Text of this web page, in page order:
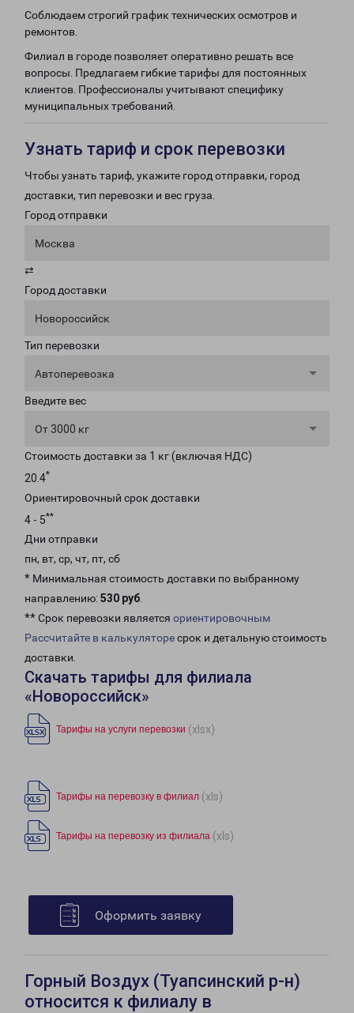
Соблюдаем строгий график технических осмотров и
ремонтов.
Филиал в городе позволяет оперативно решать все
вопросы. Предлагаем гибкие тарифы для постоянных
клиентов. Профессионалы учитывают специфику
муниципальных требований.
Узнать тариф и срок перевозки
Чтобы узнать тариф, укажите город отправки, город
доставки, тип перевозки и вес груза.
Город отправки
Москва
⇄
Город доставки
Новороссийск
Тип перевозки
Автоперевозка
Введите вес
От 3000 кг
Стоимость доставки за 1 кг (включая НДС)
20.4*
Ориентировочный срок доставки
4 - 5**
Дни отправки
пн, вт, ср, чт, пт, сб
* Минимальная стоимость доставки по выбранному
направлению: 530 руб.
** Срок перевозки является ориентировочным
Рассчитайте в калькуляторесрок и детальную стоимость
доставки.
Скачать тарифы для филиала
«Новороссийск»
Тарифы на услуги перевозки (xlsx)
Тарифы на перевозку в филиал (xls)
Тарифы на перевозку из филиала (xls)
Оформить заявку
Горный Воздух (Туапсинский р-н)
относится к филиалу в